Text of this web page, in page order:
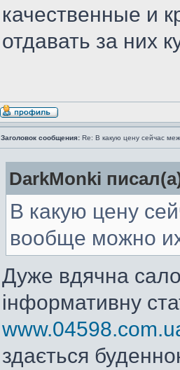
качественные и
отдавать за них
Заголовок сообщения: Re: В какую цену сейчас
DarkMonki
В какую цену
вообще можно
Дуже вдячна
інформативну
здається